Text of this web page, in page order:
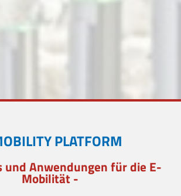
PLATFORM
und Anwendungen für die E-
Mobilität -